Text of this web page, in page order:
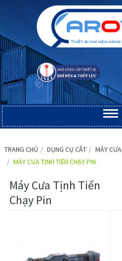
TRANG CHỦ DỤNG CỤ CẮT MÁY CƯA
MÁY CƯA TỊNH TIẾN CHẠY PIN
Máy Cưa Tịnh Tiến
Chạy Pin